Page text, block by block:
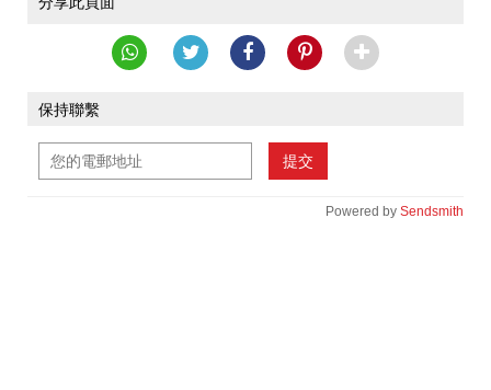
保持聯繫
提交
Powered by Sendsmith